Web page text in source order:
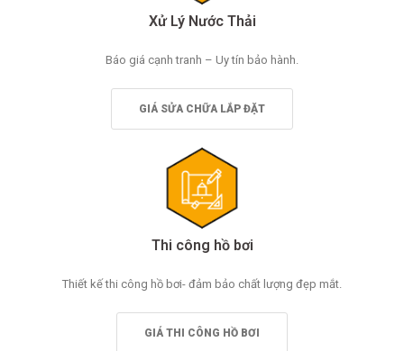
Xử Lý Nước Thải
Báo giá cạnh tranh – Uy tín bảo hành.
GIÁ SỬA CHỮA LẮP ĐẶT
Thi công hồ bơi
Thiết kế thi công hồ bơi- đảm bảo chất lượng đẹp mắt.
GIÁ THI CÔNG HỒ BƠI